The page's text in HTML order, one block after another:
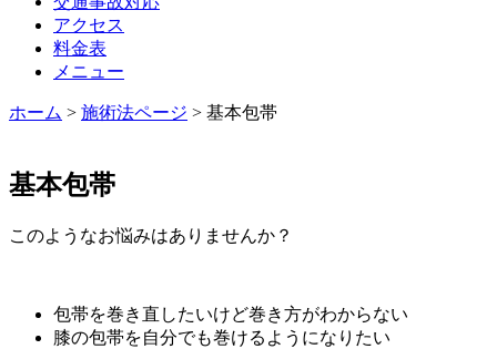
アクセス
料金表
メニュー
ホーム > 施術法ページ > 基本包帯
基本包帯
このようなお悩みはありませんか？
包帯を巻き直したいけど巻き方がわからない
膝の包帯を自分でも巻けるようになりたい